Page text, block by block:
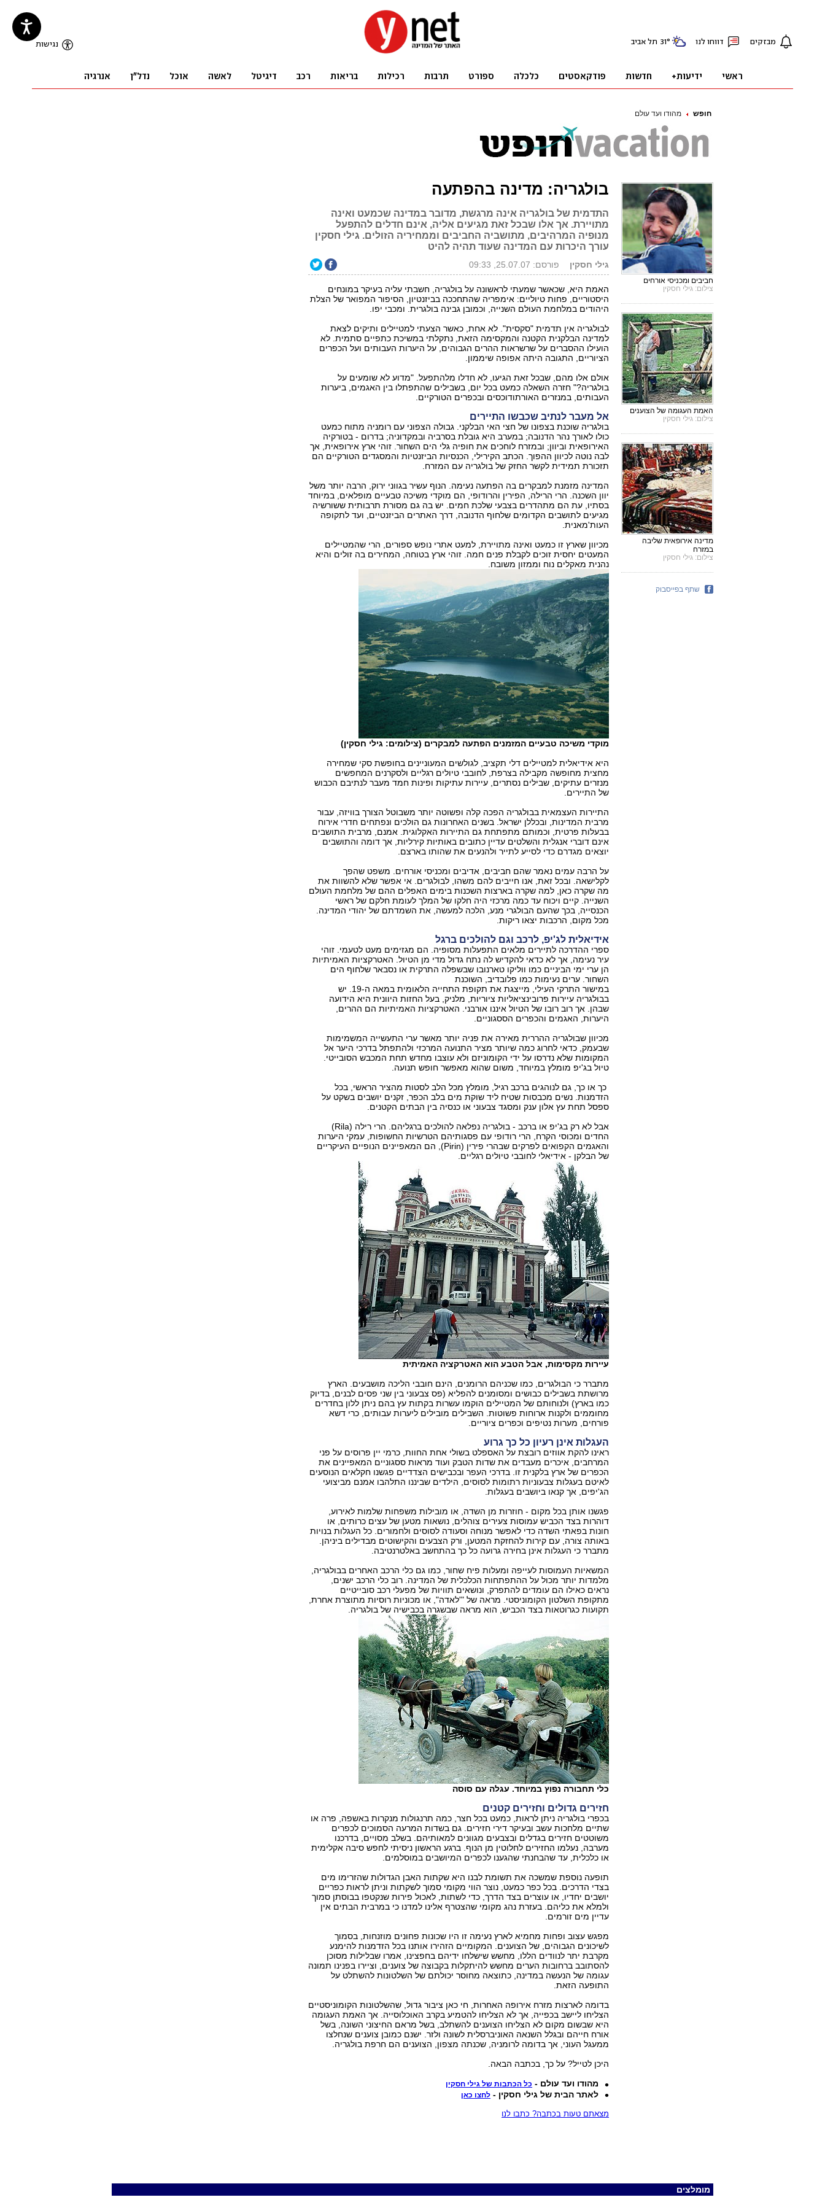
חופש מהודו ועד עולם
בולגריה: מדינה בהפתעה
התדמית של בולגריה אינה מרגשת, מדובר במדינה שכמעט ואינה
מתויירת. אך אלו שבכל זאת מגיעים אליה, אינם חדלים להתפעל
מנופיה המרהיבים, מתושביה החביבים וממחיריה הזולים. גילי חסקין
עורך היכרות עם המדינה שעוד תהיה להיט
גילי חסקין פורסם: 25.07.07, 09:33
האמת היא, שכאשר שמעתי לראשונה על בולגריה, חשבתי עליה בעיקר במונחים
היסטוריים, פחות טיוליים: אימפריה שהתחככה בביזנטיון, הסיפור המפואר של הצלת
היהודים במלחמת העולם השנייה, וכמובן גבינה בולגרית. ומכבי יפו.
לבולגריה אין תדמית "סקסית". לא אחת, כאשר הצעתי למטיילים ותיקים לצאת
למדינה הבלקנית הקטנה והמקסימה הזאת, נתקלתי במשיכת כתפיים סתמית. לא
הועילו ההסברים על שרשראות ההרים הגבוהים, על היערות העבותים ועל הכפרים
הציוריים, התגובה היתה אפופה שיממון.
אולם אלו מהם, שבכל זאת הגיעו, לא חדלו מלהתפעל. "מדוע לא שומעים על
בולגריה?" חזרה השאלה כמעט בכל יום, בשבילים שהתפתלו בין האגמים, ביערות
העבותים, במנזרים האורתודוכסים ובכפרים הטורקיים.
אל מעבר לנתיב שכבשו התיירים
בולגריה שוכנת בצפונו של חצי האי הבלקני. גבולה הצפוני עם רומניה מתוח כמעט
כולו לאורך נהר הדנובה; במערב היא גובלת בסרביה ובמקדוניה; בדרום - בטורקיה
האירופאית וביוון; ובמזרח לוחכים את חופיה גלי הים השחור. זוהי ארץ אירופאית, אך
לבה נוטה לכיוון ההפוך. הכתב הקירילי, הכנסיות הביזנטיות והמסגדים הטורקיים הם
תזכורת תמידית לקשר החזק של בולגריה עם המזרח.
המדינה מזמנת למבקרים בה הפתעה נעימה. הנוף עשיר בגווני ירוק, הרבה יותר משל
יוון השכנה. הרי הרילה, הפירין והרודופי, הם מוקדי משיכה טבעיים מופלאים, במיוחד
בסתיו, עת הם מתהדרים בצבעי שלכת חמים. יש בה גם מסורת תרבותית ששורשיה
מגיעים לתושבים הקדומים שלחוף הדנובה, דרך האתרים הביזנטיים, ועד לתקופה
העות'מאנית.
מכיוון שארץ זו כמעט ואינה מתויירת, למעט אתרי נופש ספורים, הרי שהמטיילים
המעטים יחסית זוכים לקבלת פנים חמה. זוהי ארץ בטוחה, המחירים בה זולים והיא
נהנית מאקלים נוח וממזון משובח.
מוקדי משיכה טבעיים המזמנים הפתעה למבקרים (צילומים: גילי חסקין)
היא אידיאלית למטיילים דלי תקציב, לגולשים המעוניינים בחופשת סקי שמחירה
מחצית מחופשה מקבילה בצרפת, לחובבי טיולים רגליים ולסקרנים המחפשים
מנזרים עתיקים, שבילים נסתרים, עיירות עתיקות ופינות חמד מעבר לנתיבם הכבוש
של התיירים.
התיירות העצמאית בבולגריה הפכה קלה ופשוטה יותר משבוטל הצורך בוויזה, עבור
מרבית המדינות, ובכללן ישראל. בשנים האחרונות גם הולכים ונפתחים חדרי אירוח
בבעלות פרטית, וכמותם מתפתחת גם התיירות האקלוגית. אמנם, מרבית התושבים
אינם דוברי אנגלית והשלטים עדיין כתובים באותיות קירליות, אך דומה והתושבים
יוצאים מגדרם כדי לסייע לתייר ולהנעים את שהותו בארצם.
על הרבה עמים נאמר שהם חביבים, אדיבים ומכניסי אורחים. משפט שהפך
לקלישאה. ובכל זאת, אנו חייבים להם משהו, לבולגרים. אי אפשר שלא להשוות את
מה שקרה כאן, למה שקרה בארצות השכנות בימים האפלים ההם של מלחמת העולם
השנייה. קיים ויכוח עד כמה מרכזי היה חלקו של המלך לעומת חלקם של ראשי
הכנסייה, בכך שהעם הבולגרי מנע, הלכה למעשה, את השמדתם של יהודי המדינה.
מכל מקום, הרכבות יצאו ריקות.
אידיאלית לג'יפ, לרכב וגם להולכים ברגל
ספרי ההדרכה לתיירים מלאים התפעלות מסופיה. הם מגזימים מעט לטעמי. זוהי
עיר נעימה, אך לא כדאי להקדיש לה נתח גדול מדי מן הטיול. האטרקציות האמיתיות
הן ערי ימי הביניים כמו ווליקו טארנובו שבשפלה התרקית או נסבאר שלחוף הים
השחור. ערים נעימות כמו פלובדיב, השוכנת
במישור התרקי העילי, מייצגת את תקופת התחייה הלאומית במאה ה-19. יש
בבולגריה עיירות פרובינציאליות ציוריות, מלניק, בעל החזות היוונית היא הידועה
שבהן. אך רוב רובו של הטיול איננו אורבני. האטרקציות האמיתיות הם ההרים,
היערות, האגמים והכפרים הססגוניים.
מכיוון שבולגריה ההררית מאירה את פניה יותר מאשר ערי התעשייה המשמימות
שבעמק, כדאי לחרוג כמה שיותר מציר התנועה המרכזי ולהתפתל בדרכי היער אל
המקומות שלא נדרסו על ידי הקומוניזם ולא עוצבו מחדש תחת המכבש הסובייטי.
טיול בג'יפ מומלץ במיוחד, משום שהוא מאפשר חופש תנועה.
כך או כך, גם לנוהגים ברכב רגיל, מומלץ מכל הלב לסטות מהציר הראשי, בכל
הזדמנות. נשים מכבסות שטיח ליד שוקת מים בלב הכפר, זקנים יושבים בשקט על
ספסל תחת עץ אלון ענק ומסגד צבעוני או כנסיה בין הבתים הקטנים.
אבל לא רק בג'יפ או ברכב - בולגריה נפלאה להולכים ברגליהם. הרי רילה (Rila)
החדים ומכוסי הקרח, הרי רודופי עם פסגותיהם הטרשיות החשופות, עמקי היערות
והאגמים הקפואים לפרקים שבהרי פירין (Pirin), הם המאפיינים הנופיים העיקריים
של הבלקן - אידיאלי לחובבי טיולים רגליים.
עיירות מקסימות, אבל הטבע הוא האטרקציה האמיתית
מתברר כי הבולגרים, כמו שכניהם הרומנים, הינם חובבי הליכה מושבעים. הארץ
מרושתת בשבילים כבושים ומסומנים להפליא (פס צבעוני בין שני פסים לבנים, בדיוק
כמו בארץ) ולנוחותם של המטיילים הוקמו עשרות בקתות עץ בהם ניתן ללון בחדרים
מחוממים ולקנות ארוחות פשוטות. השבילים מובילים ליערות עבותים, כרי דשא
פורחים, מערות נטיפים וכפרים ציוריים.
העגלות אינן רעיון כל כך גרוע
ראינו להקת אווזים רובצת על האספלט בשולי אחת החוות, כרמי יין פרוסים על פני
המרחבים, איכרים מעבדים את שדות הטבק ועוד מראות ססגוניים המאפיינים את
הכפרים של ארץ בלקנית זו. בדרכי העפר ובכבישים הצדדיים פגשנו חקלאים הנוסעים
לאיטם בעגלות צבעוניות רתומות לסוסים, הילדים שביננו התלהבו אמנם מביצועי
הג'יפים, אך קנאו ביושבים בעגלות.
פגשנו אותן בכל מקום - חוזרות מן השדה, או מובילות משפחות שלמות לאירוע,
דוהרות בצד הכביש עמוסות צעירים צוהלים, נושאות מטען של עצים כרותים, או
חונות בפאתי השדה כדי לאפשר מנוחה וסעודה לסוסים ולחמורים. כל העגלות בנויות
באותה צורה, עם קירות להחזקת המטען, ורק הצבעים והקישוטים מבדילים ביניהן.
מתברר כי העגלות אינן בחירה גרועה כל כך בהתחשב באלטרנטיבה.
המשאיות העמוסות לעייפה ומעלות פיח שחור, כמו גם כלי הרכב האחרים בבולגריה,
מלמדות יותר מכול על ההתפתחות הכלכלית של המדינה. רוב כלי הרכב ישנים,
נראים כאילו הם עומדים להתפרק, ונושאים תוויות של מפעלי רכב סובייטיים
מתקופת השלטון הקומוניסטי. מראה של "'לאדה", או מכוניות רוסיות מתוצרת אחרת,
תקועות כגרוטאות בצד הכביש, הוא מראה שבשגרה בכבישיה של בולגריה.
כלי תחבורה נפוץ במיוחד. עגלה עם סוסה
חזירים גדולים וחזירים קטנים
בכפרי בולגריה ניתן לראות, כמעט בכל חצר, כמה תרנגולות מנקרות באשפה, פרה או
שתיים מלחכות עשב ובעיקר דירי חזירים. גם בשדות המרעה הסמוכים לכפרים
משוטטים חזירים בגדלים ובצבעים מגוונים למאותיהם. בשלב מסויים, בדרכנו
מערבה, נעלמו החזירים לחלוטין מן הנוף. ברגע הראשון ניסיתי לחפש סיבה אקלימית
או כלכלית, עד שהבחנתי שהגענו לכפרים המיושבים במוסלמים.
תופעה נוספת שמשכה את תשומת לבנו היא שקתות האבן הגדולות שהזרימו מים
בצדי הדרכים. בכל כפר כמעט, נוצר הווי מקומי סמוך לשקתות וניתן לראות כפריים
יושבים יחדיו, או עוצרים בצד הדרך, כדי לשתות, לאכול פירות שנקטפו בבוסתן סמוך
ולמלא את כליהם. בעזרת נהג מקומי שהצטרף אלינו למדנו כי במרבית הבתים אין
עדיין מים זורמים.
מפגש עצוב ופחות מחמיא לארץ נעימה זו היו שכונות פחונים מוזנחות, בסמוך
לשיכונים הגבוהים, של הצוענים. המקומיים הזהירו אותנו בכל הזדמנות להימנע
מקרבת יתר לנוודים הללו, מחשש שישלחו ידיהם בחפצינו, אמרו שבלילות מסוכן
להסתובב ברחובות הערים מחשש להיתקלות בקבוצה של צוענים, וציירו בפנינו תמונה
עגומה של הנעשה במדינה, כתוצאה מחוסר יכולתם של השלטונות להשתלט על
התופעה הזאת.
בדומה לארצות מזרח אירופה האחרות, חי כאן ציבור גדול, שהשלטונות הקומוניסטיים
הצליחו ליישב בכפייה, אך לא הצליחו להטמיע בקרב האוכלוסייה. אך האמת העגומה
היא שבשום מקום לא הצליחו הצוענים להשתלב, בשל מראם החיצוני השונה, בשל
אורח חייהם ובגלל השנאה האוניברסלית לשונה ולזר. ישנם כמובן צוענים שנחלצו
ממעגל העוני, אך בדומה לרומניה, שכנתה מצפון, הצוענים הם חרפת בולגריה.
היכן לטייל? על כך, בכתבה הבאה.
מהודו ועד עולם - כל הכתבות של גילי חסקין
לאתר הבית של גילי חסקין - לחצו כאן
מצאתם טעות בכתבה? כתבו לנו
חביבים ומכניסי אורחים
צילום: גילי חסקין
האמת העגומה של הצוענים
צילום: גילי חסקין
מדינה אירופאית שליבה
במזרח
צילום: גילי חסקין
שתף בפייסבוק
מומלצים